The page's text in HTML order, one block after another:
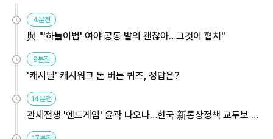
4분전
與 "'하늘이법' 여야 공동 발의 괜찮아…그것이 협치"
9분전
'캐시딜' 캐시워크 돈 버는 퀴즈, 정답은?
14분전
관세전쟁 '엔드게임' 윤곽 나오나…한국 新통상정책 교두보 활
용해야